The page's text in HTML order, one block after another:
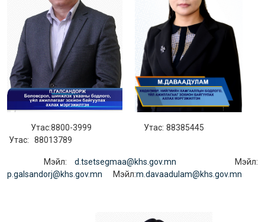
Утас:8800-3999 Утас: 88385445
Утас: 88013789
Мэйл: d.tsetsegmaa@khs.gov.mn
Мэйл:
p.galsandorj@khs.gov.mn Мэйл:m.davaadulam@khs.gov.mn